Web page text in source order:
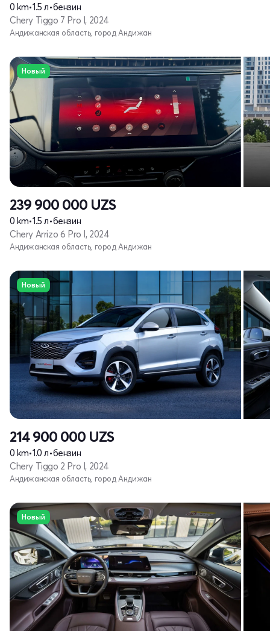
0 km•1.5 л•бензин
Chery Tiggo 7 Pro I, 2024
Андижанская область, город Андижан
Новый
239 900 000 UZS
0 km•1.5 л•бензин
Chery Arrizo 6 Pro I, 2024
Андижанская область, город Андижан
Новый
214 900 000 UZS
0 km•1.0 л•бензин
Chery Tiggo 2 Pro I, 2024
Андижанская область, город Андижан
Новый